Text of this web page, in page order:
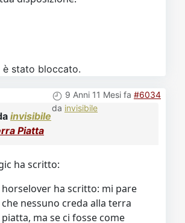
è stato bloccato.
9 Anni 11 Mesi fa #6034
da invisibile
invisibile
Piatta
ha scritto:
horselover ha scritto: mi pare
che nessuno creda alla terra
piatta, ma se ci fosse come